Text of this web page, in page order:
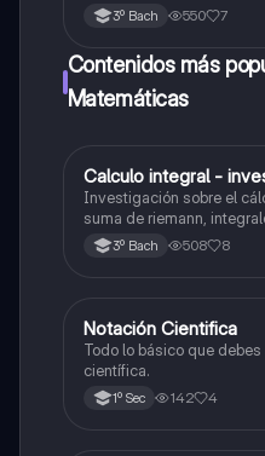
3º Bach 550 7
Contenidos más
Matemáticas
Matemáticas
Calculo integral -
Investigación sobre el
suma de riemann,
fundamental del cálculo,
indefinidas y ejemplos.
3º Bach 508 8
Matemáticas
Notación Cientifica
Todo lo básico que
científica.
1º Sec 142 4